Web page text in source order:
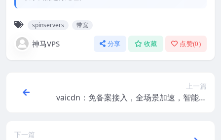
spinservers 带宽
神马VPS 分享 收藏 点赞(0)
上一篇
vaicdn：免备案接入，全场景加速，智能防
下一篇